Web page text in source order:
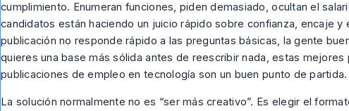
cumplimiento. Enumeran funciones, piden demasiado, ocultan el
candidatos están haciendo un juicio rápido sobre confianza, encaje y
publicación no responde rápido a las preguntas básicas, la gente
quieres una base más sólida antes de reescribir nada, estas mejores
publicaciones de empleo en tecnología son un buen punto de partida.
La solución normalmente no es “ser más creativo”. Es elegir el